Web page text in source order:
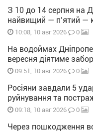
З 10 до 14 серпня на
найвищий — п’ятий —
10:08, 10 авг 2026 0
На водоймах
вересня діятиме
09:51, 10 авг 2026 0
Росіяни завдали 5
руйнування та
09:18, 10 авг 2026 0
Через пошкодження